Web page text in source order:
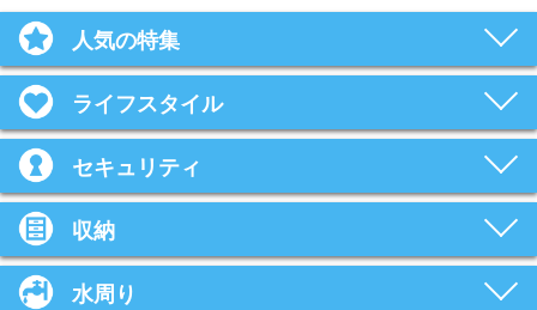
人気の特集
ライフスタイル
セキュリティ
収納
水周り